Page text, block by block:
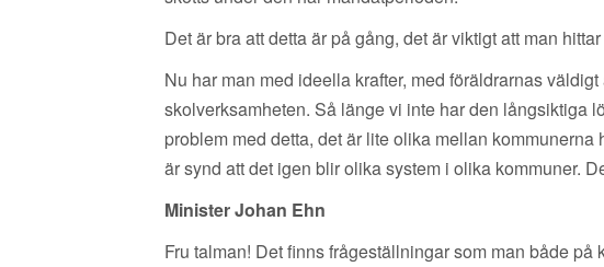
Det är bra att detta är på gång, det är viktigt att man
Nu har man med ideella krafter, med föräldrarnas
skolverksamheten. Så länge vi inte har den långsiktiga
problem med detta, det är lite olika mellan
är synd att det igen blir olika system i olika kommuner.
Minister Johan Ehn
Fru talman! Det finns frågeställningar som man både